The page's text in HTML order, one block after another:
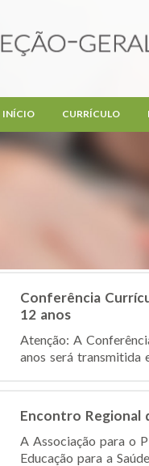
INÍCIO CURRÍCULO
Conferência
12 anos
Atenção: A
anos será transmitida
Encontro Regional
A Associação para o
Educação para a